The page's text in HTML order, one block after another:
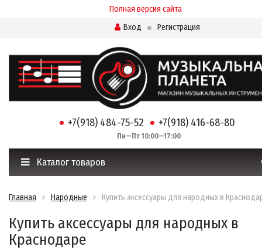
Полная версия сайта
Вход
Регистрация
+7(918) 484-75-52 +7(918) 416-68-80
Пн—Пт 10:00—17:00
Каталог товаров
Главная Народные Купить аксессуары для народных в
Купить аксессуары для народных в
Краснодаре